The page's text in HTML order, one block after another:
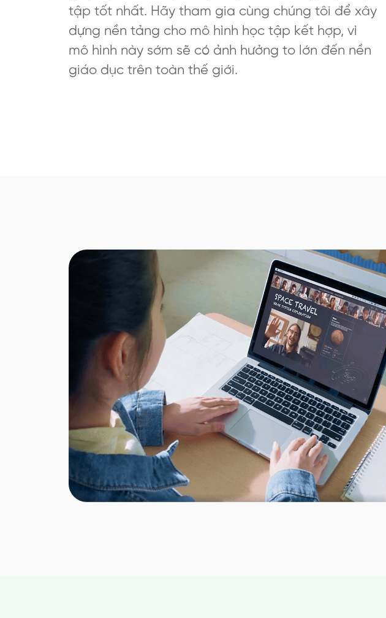
tập tốt nhất. Hãy tham gia cùng chúng tôi để xây
dựng nền tảng cho mô hình học tập kết hợp, vì
mô hình này sớm sẽ có ảnh hưởng to lớn đến nền
giáo dục trên toàn thế giới.